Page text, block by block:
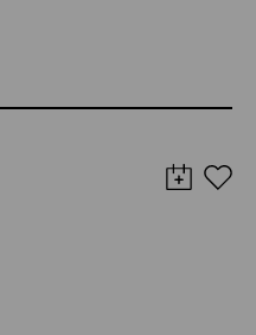
neuen Premiere